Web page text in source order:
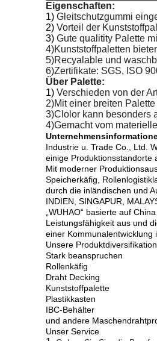
Eigenschaften:
1) Gleitschutzgummi
2) Vorteil der
3) Gute qualitity Palette
4)Kunststoffpaletten
5)Recyalable und
6)Zertifikate: SGS, ISO
Über Palette:
1) Verschieden von der
2)Mit einer breiten
3)Clolor kann besonders
4)Gemacht vom
Industrie u. Trade Co., Ltd.
einige Produktionsstandorte
Mit moderner
Speicherkäfig,
durch die inländischen und
INDIEN, SINGAPUR,
„WUHAO“ basierte auf
Leistungsfähigkeit aus und
einer Kommunalentwicklung
Unsere
Stark beanspruchen
Rollenkäfig
Draht Decking
Kunststoffpalette
Plastikkasten
IBC-Behälter
und andere
Unser Service